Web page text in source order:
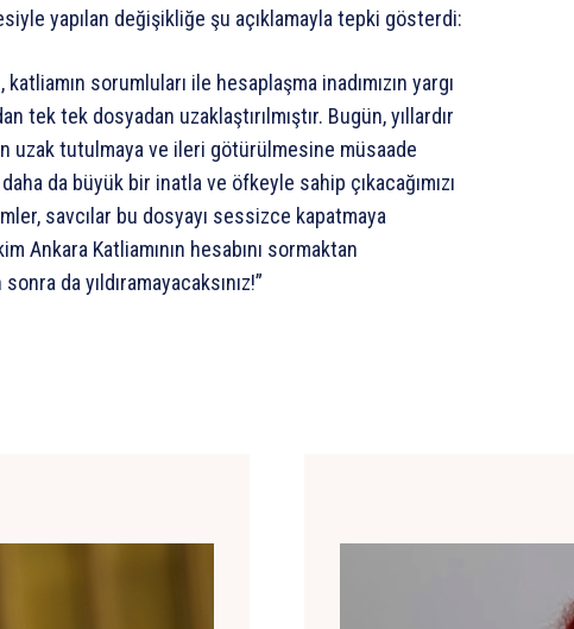
yapılan değişikliğe şu açıklamayla tepki gösterdi:
sorumluları ile hesaplaşma inadımızın yargı
tek tek dosyadan uzaklaştırılmıştır. Bugün, yıllardır
uzak tutulmaya ve ileri götürülmesine müsaade
da büyük bir inatla ve öfkeyle sahip çıkacağımızı
savcılar bu dosyayı sessizce kapatmaya
Ankara Katliamının hesabını sormaktan
da yıldıramayacaksınız!”